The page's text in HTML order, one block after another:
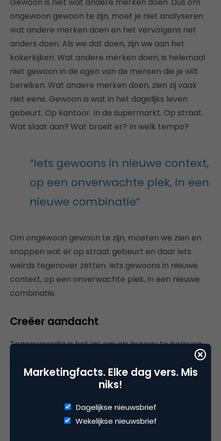
ongewoon gewoon te zijn, moet je niet analyseren
wat andere merken doen en het vervolgens net
anders doen. Als we dat doen, zijn we aan het
kokerkijken. Wat andere merken doen, is helemaal
niet gewoon in de ogen van de mensen die je wilt
bereiken. Wat andere merken doen, zien zij vaak
niet eens. Gewoon is wat in het dagelijks leven
gebeurt. Op kantoor. In de supermarkt. Op straat.
Wat slaat aan? Wat broeit er? In welk tempo?
“Iets gewoons in nieuwe context,
op een onverwachte plek, in een
nieuwe combinatie”
Om ongewoon gewoon te zijn, moeten we zien en
snappen wat er op straat gebeurt en daar iets
weirds tegenover zetten. Iets gewoons in nieuwe
context, op een onverwachte plek, in een nieuwe
combinatie.
Creëer aandacht
Tegenwoordig is het ‘in’ om als bureau te beloven
dat je een merk onderdeel maakt van een cultuur.
Dat lukt alleen als je contact maakt met die cultuur
en wat je daar leert een beetje ongewoon maakt.
die cultuur. Dat is je kans op aandacht.
Marketingfacts. Elke dag vers. Mis
niks!
Dagelijkse nieuwsbrief
Wekelijkse nieuwsbrief